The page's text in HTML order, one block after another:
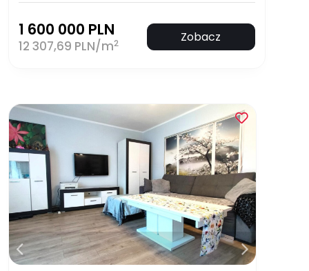
1 600 000 PLN
12 307,69 PLN/m2 Zobacz